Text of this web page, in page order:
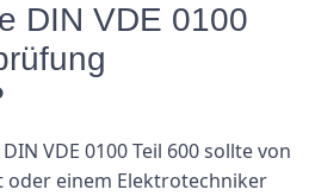
DIN VDE 0100
VDE 0100 Teil 600 sollte von
einem Elektrotechniker